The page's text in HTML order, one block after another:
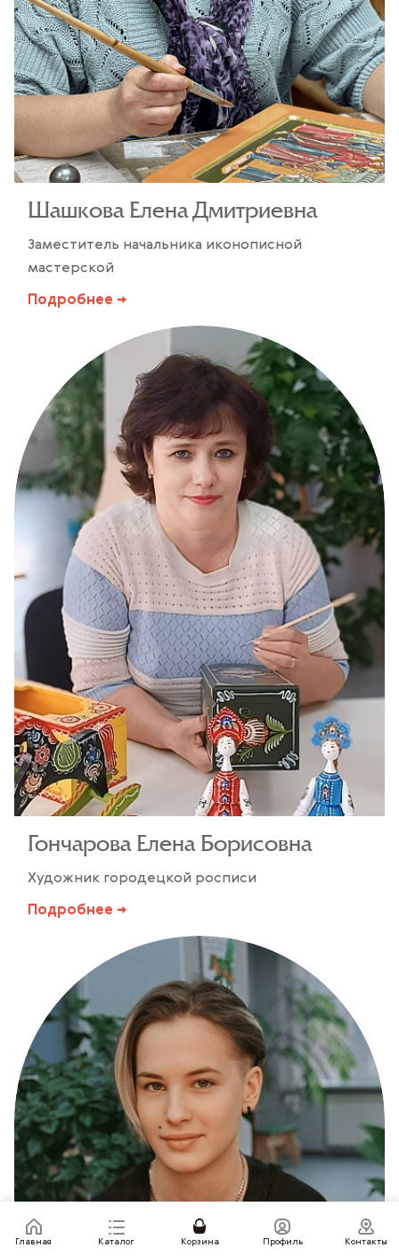
Шашкова Елена Дмитриевна
Заместитель начальника иконописной
мастерской
Подробнее →
Гончарова Елена Борисовна
Художник городецкой росписи
Подробнее →
Главная Каталог Корзина Профиль Контакты